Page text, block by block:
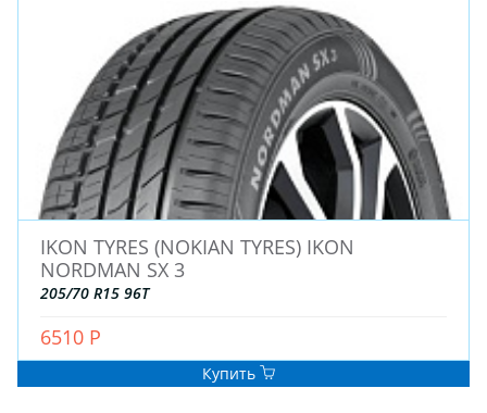
ЗИМНИЕ
ЛЕТНИЕ
ВСЕСЕЗОННЫЕ
IKON TYRES (NOKIAN TYRES) IKON
NORDMAN SX 3
205/70 R15 96T
6510 Р
Купить